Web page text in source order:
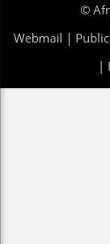
©
Webmail |
|